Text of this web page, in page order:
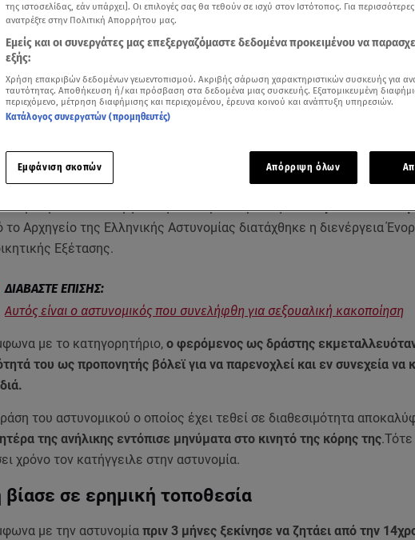
Δείτε περισσότερα άρθρα μας στα αποτελέσματα αναζήτησης
στο πανελλήνιο έχει προκαλέσει η υπόθεση με τον βιασμό
μιας
αστυνομικός που συνελήφθη κατηγορούμενος για ασελγείς
καθώς και για προσέλκυση ανήλικων για γενετήσιους λόγους,
για να απολογηθεί τη Δευτέρα. Παράλληλατέθηκε σε
το Αρχηγείο της Ελληνικής Αστυνομίας διατάχθηκε η διενέργεια
Εξέτασης.
Αυτός είναι ο αστυνομικός που συνελήφθη για σεξουαλική κακοποίηση
με το κατηγορητήριο, ο φερόμενος ως δράστης
του ως προπονητής βόλεϊ για να παρενοχλεί και εν συνεχεία να
του αστυνομικού ο οποίος έχει τεθεί σε διαθεσιμότητα
της ανήλικης εντόπισε μηνύματα στο κινητό της κόρης της
χρόνο τον κατήγγειλε στην αστυνομία.
βίασε σε ερημική τοποθεσία
με την αστυνομίαπριν 3 μήνες ξεκίνησε να ζητάει από την
της ιστοσελίδας, εάν υπάρχει]. Οι επιλογές σας θα τεθούν σε ισχύ στον Ιστότοπος. Για
ανατρέξτε στην Πολιτική Απορρήτου μας.
Εμείς και οι συνεργάτες μας επεξεργαζόμαστε δεδομένα προκειμένου να
εξής:
Χρήση επακριβών δεδομένων γεωεντοπισμού. Ακριβής σάρωση χαρακτηριστικών συσκευής για
ταυτότητας. Αποθήκευση ή/και πρόσβαση στα δεδομένα μιας συσκευής. Εξατομικευμένη
περιεχόμενο, μέτρηση διαφήμισης και περιεχομένου, έρευνα κοινού και ανάπτυξη υπηρεσιών.
Κατάλογος συνεργατών (προμηθευτές)
Εμφάνιση σκοπών Απόρριψη όλων